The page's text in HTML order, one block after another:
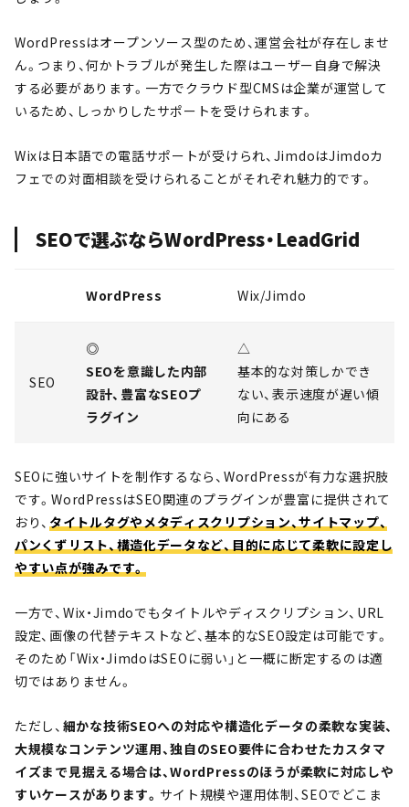
WordPressはオープンソース型のため、運営会社が存在しませ
ん。つまり、何かトラブルが発生した際はユーザー自身で解決
する必要があります。一方でクラウド型CMSは企業が運営して
いるため、しっかりしたサポートを受けられます。
Wixは日本語での電話サポートが受けられ、JimdoはJimdoカ
フェでの対面相談を受けられることがそれぞれ魅力的です。
SEOで選ぶならWordPress・LeadGrid
WordPress Wix/Jimdo
SEO
◎
SEOを意識した内部
設計、豊富なSEOプ
ラグイン
△
基本的な対策しかでき
ない、表示速度が遅い傾
向にある
SEOに強いサイトを制作するなら、WordPressが有力な選択肢
です。WordPressはSEO関連のプラグインが豊富に提供されて
おり、タイトルタグやメタディスクリプション、サイトマップ、
パンくずリスト、構造化データなど、目的に応じて柔軟に設定し
やすい点が強みです。
一方で、Wix・Jimdoでもタイトルやディスクリプション、URL
設定、画像の代替テキストなど、基本的なSEO設定は可能です。
そのため「Wix・JimdoはSEOに弱い」と一概に断定するのは適
切ではありません。
ただし、 細かな技術SEOへの対応や構造化データの柔軟な実装、
大規模なコンテンツ運用、独自のSEO要件に合わせたカスタマ
イズまで見据える場合は、WordPressのほうが柔軟に対応しや
すいケースがあります。 サイト規模や運用体制、SEOでどこま